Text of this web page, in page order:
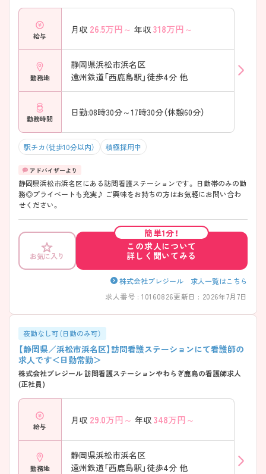
給与
月収 26.5万円～ 年収 318万円～
勤務地
静岡県浜松市浜名区
遠州鉄道「西鹿島駅」徒歩4分 他
勤務時間
日勤:08時30分～17時30分（休憩60分）
駅チカ（徒歩10分以内） 積極採用中
静岡県浜松市浜名区にある訪問看護ステーションです。 日勤帯のみの勤
務◎プライベートも充実♪ ご興味をお持ちの方はお気軽にお問い合わ
せください。
お気に入り
簡単1分！
この求人について
詳しく聞いてみる
株式会社プレジール 求人一覧はこちら
求人番号 : 10160826更新日 : 2026年7月7日
夜勤なし可（日勤のみ可）
【静岡県／浜松市浜名区】訪問看護ステーションにて看護師の
求人です＜日勤常勤＞
株式会社プレジール 訪問看護ステーションやわらぎ鹿島の看護師求人
(正社員)
給与
月収 29.0万円～ 年収 348万円～
勤務地
静岡県浜松市浜名区
遠州鉄道「西鹿島駅」徒歩4分 他